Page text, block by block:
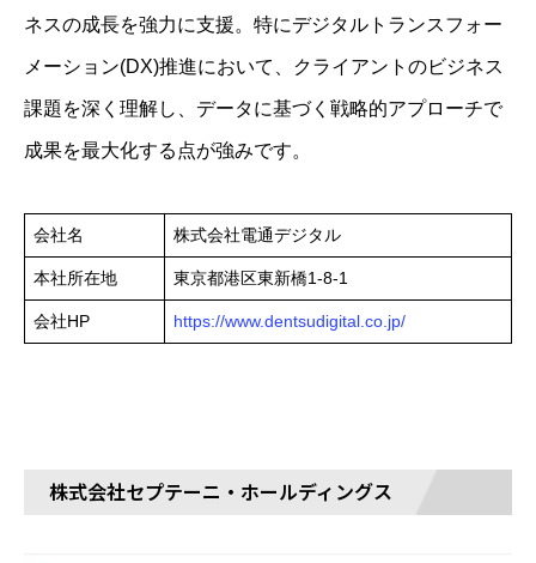
ネスの成長を強力に支援。特にデジタルトランスフォー
メーション(DX)推進において、クライアントのビジネス
課題を深く理解し、データに基づく戦略的アプローチで
成果を最大化する点が強みです。
会社名 株式会社電通デジタル
本社所在地 東京都港区東新橋1-8-1
会社HP https://www.dentsudigital.co.jp/
株式会社セプテーニ・ホールディングス